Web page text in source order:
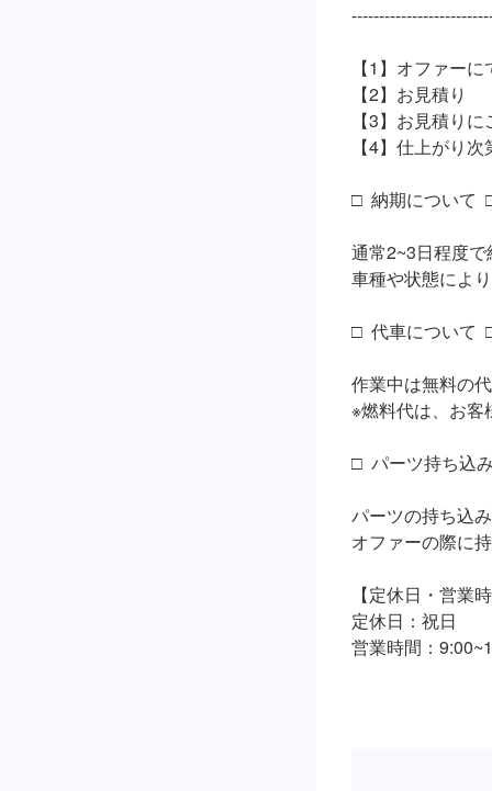
【1】オファー
【2】お見積り
【3】お見積り
【4】仕上がり
□  納期について
通常2~3日程度
車種や状態によ
□  代車について
作業中は無料の
※燃料代は、お客
□  パーツ持ち込
パーツの持ち込
オファーの際に
【定休日・営業
定休日：祝日
営業時間：